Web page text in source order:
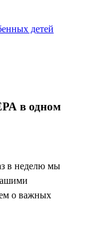
детей
в одном
в неделю мы
о важных